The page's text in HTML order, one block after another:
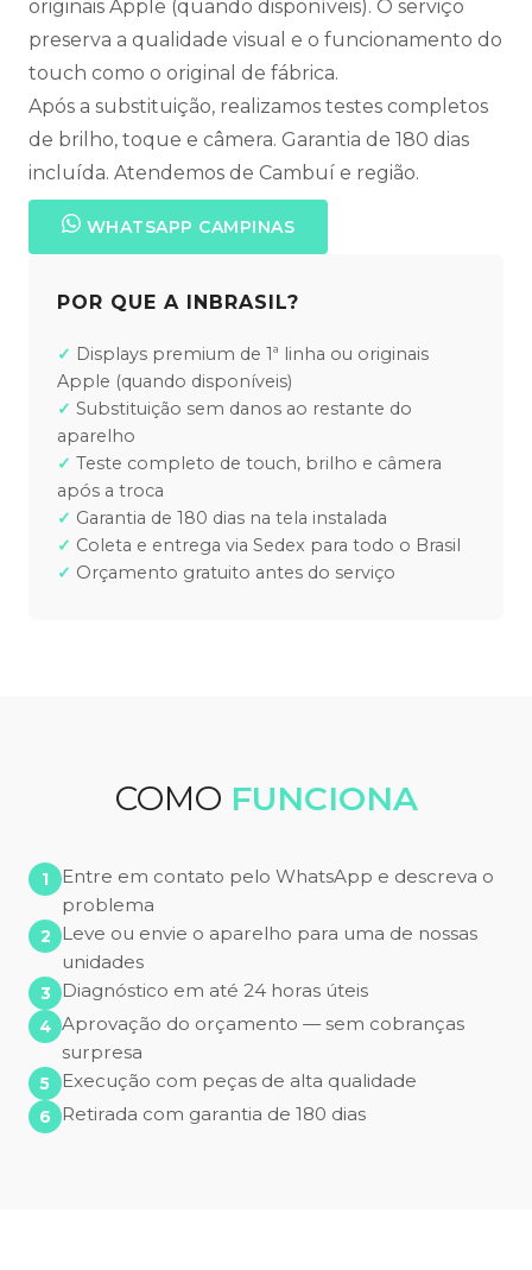
originais Apple (quando disponíveis). O serviço
preserva a qualidade visual e o funcionamento do
touch como o original de fábrica.
Após a substituição, realizamos testes completos
de brilho, toque e câmera. Garantia de 180 dias
incluída. Atendemos de Cambuí e região.
WHATSAPP CAMPINAS
POR QUE A INBRASIL?
Displays premium de 1ª linha ou originais
Apple (quando disponíveis)
Substituição sem danos ao restante do
aparelho
Teste completo de touch, brilho e câmera
após a troca
Garantia de 180 dias na tela instalada
Coleta e entrega via Sedex para todo o Brasil
Orçamento gratuito antes do serviço
COMO FUNCIONA
Entre em contato pelo WhatsApp e descreva o
problema
Leve ou envie o aparelho para uma de nossas
unidades
Diagnóstico em até 24 horas úteis
Aprovação do orçamento — sem cobranças
surpresa
Execução com peças de alta qualidade
Retirada com garantia de 180 dias